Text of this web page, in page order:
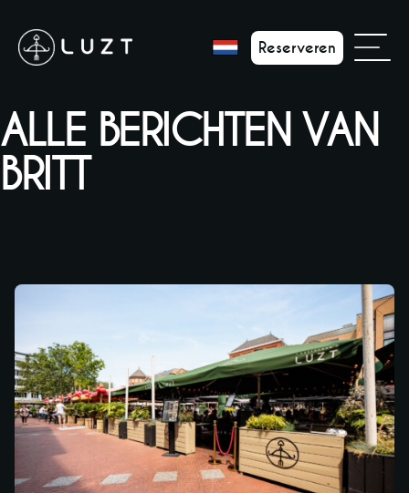
Reserveren
ALLE BERICHTEN VAN
BRITT